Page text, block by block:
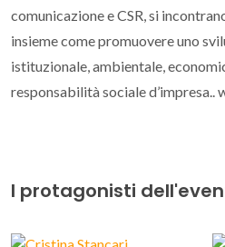
comunicazione e CSR, si
insieme come promuovere uno
istituzionale, ambientale,
responsabilità sociale
I protagonisti